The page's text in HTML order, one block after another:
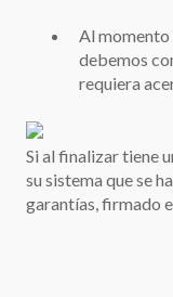
Al momento
debemos
requiera
Si al finalizar tiene
su sistema que se
garantías, firmado